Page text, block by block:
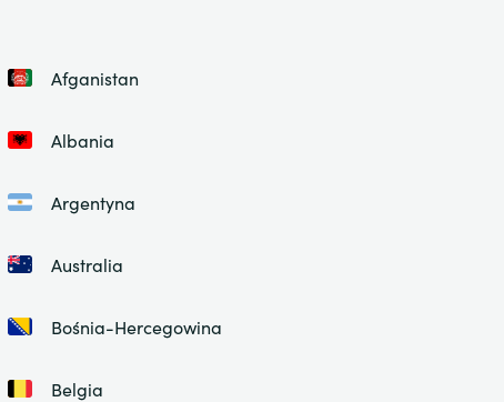
Afganistan
Albania
Argentyna
Australia
Bośnia-Hercegowina
Belgia